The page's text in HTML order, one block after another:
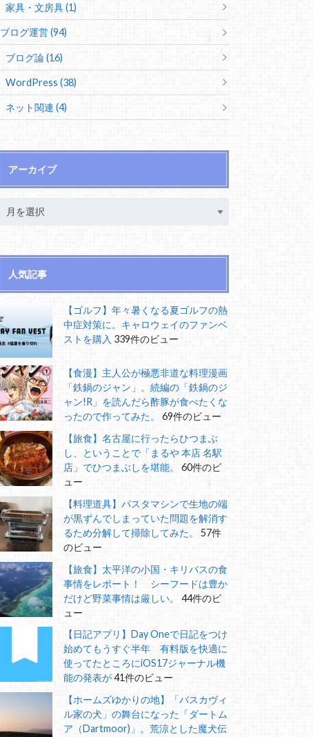
家具・文房具 (1)
ブログ運営 (94)
ブログ論 (16)
WordPress (38)
ネット関連 (4)
アーカイブ
人気記事
【ゴルフ】年々暑くなる夏ゴルフの熱
中症対策に。キャロウェイのファンベ
ストを購入 339件のビュー
【食漫】主人公が極悪非道な料理漫画
「鉄鍋のジャン」。続編の「鉄鍋のジ
ャン!R」を読んだら酢豚が食べたくな
ったので作ってみた。
69件のビュー
【旅食】名古屋に行ったらひつまぶ
し、ということで「まるや 本店 名駅
店」でひつまぶしを堪能。
60件のビ
ュー
【料理道具】パスタマシンで生地の端
が黒ずんでしまっていた問題を解消す
るため分解して掃除してみた。
57件
のビュー
【旅食】太平洋の小国・キリバスの食
事情をレポート！ シーフードは豊か
だけど野菜事情は厳しい。
44件のビ
ュー
【日記アプリ】Day Oneで日記をつけ
始めてもうすぐ半年 有料版を快適に
使ってたところにiOS17ジャーナル機
能の発表が41件のビュー
【ホームズゆかりの地】「バスカヴィ
ル家の犬」の舞台になった「ダートム
ア（Dartmoor)」。荒涼とした魔犬伝